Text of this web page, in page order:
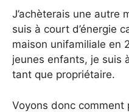
J’achèterais une autre
suis à court d’énergie
maison unifamiliale en
jeunes enfants, je suis
tant que propriétaire.
Voyons donc